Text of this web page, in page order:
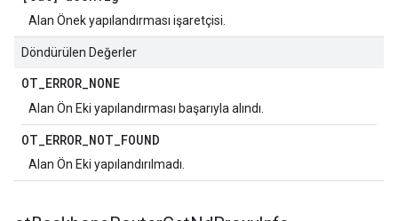
Alan Önek yapılandırması işaretçisi.
Döndürülen Değerler
OT_ERROR_NONE
Alan Ön Eki yapılandırması başarıyla alındı.
OT_ERROR_NOT_FOUND
Alan Ön Eki yapılandırılmadı.